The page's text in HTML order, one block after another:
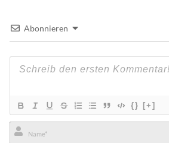
Abonnieren
{} [+]